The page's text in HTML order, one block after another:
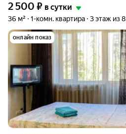
2 500 ₽ в сутки
36 м² 1-комн. квартира 3 этаж из 8
онлайн показ